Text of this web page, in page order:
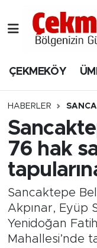
ÇEKMEKÖY
HABERLER
76 hak
Sancaktepe
Akpınar, Eyüp
Yenidoğan
Mahallesi’nde
Nöbetçi
Hava
Namaz
Trafik
Süper Lig
Tüm
Son Dakika